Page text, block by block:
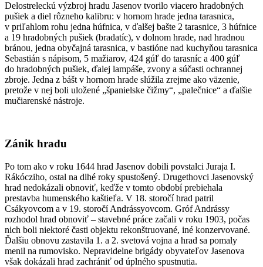
Delostreleckú výzbroj hradu Jasenov tvorilo viacero hradobných
pušiek a diel rôzneho kalibru: v hornom hrade jedna tarasnica,
v priľahlom rohu jedna húfnica, v ďalšej bašte 2 tarasnice, 3 húfnice
a 19 hradobných pušiek (bradatíc), v dolnom hrade, nad hradnou
bránou, jedna obyčajná tarasnica, v bastióne nad kuchyňou tarasnica
Sebastián s nápisom, 5 mažiarov, 424 gúľ do tarasníc a 400 gúľ
do hradobných pušiek, ďalej lampáše, zvony a súčasti ochrannej
zbroje. Jedna z bášt v hornom hrade slúžila zrejme ako väzenie,
pretože v nej boli uložené „španielske čižmy“, „palečnice“ a ďalšie
mučiarenské nástroje.
Zánik hradu
Po tom ako v roku 1644 hrad Jasenov dobili povstalci Juraja I.
Rákócziho, ostal na dlhé roky spustošený. Drugethovci Jasenovský
hrad nedokázali obnoviť, keďže v tomto období prebiehala
prestavba humenského kaštieľa. V 18. storočí hrad patril
Csákyovcom a v 19. storočí Andrássyovcom. Gróf Andrássy
rozhodol hrad obnoviť – stavebné práce začali v roku 1903, počas
nich boli niektoré časti objektu rekonštruované, iné konzervované.
Ďalšiu obnovu zastavila 1. a 2. svetová vojna a hrad sa pomaly
menil na rumovisko. Nepravidelne brigády obyvateľov Jasenova
však dokázali hrad zachrániť od úplného spustnutia.